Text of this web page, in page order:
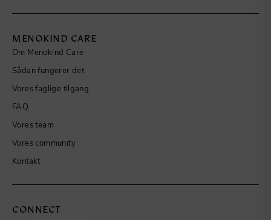
MENOKIND CARE
Om Menokind Care
Sådan fungerer det
Vores faglige tilgang
FAQ
Vores team
Vores community
Kontakt
CONNECT